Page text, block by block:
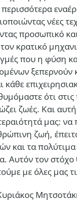
νέες
προσωπικό
κρατικό
που η φύση
κάθε
ότι
ζωές. Και
μας: να
ζωή,
και τα
Αυτόν τον στόχο
με όλες μας